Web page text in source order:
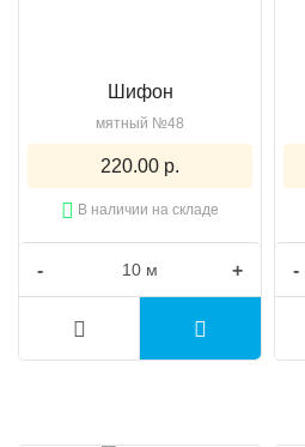
Шифон
мятный №48
220.00 р.
В наличии на складе
- + -